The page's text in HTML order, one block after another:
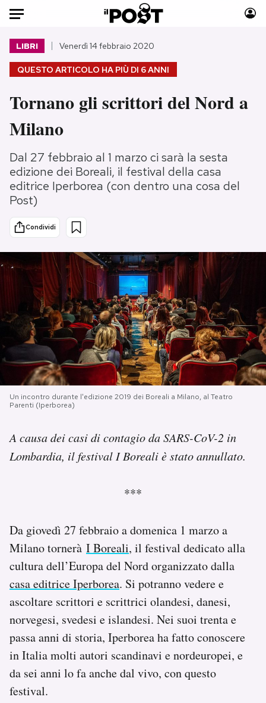
Auto
HOME
Italia
Politica
Tecnologia
Internet
Scienza
Economia
Sport
Moda
Storie/Idee
Ok Boomer!
Media
PODCAST
NEWSLETTER
I MIEI PREFERITI
SHOP
Newsletter
Notifiche mobile
Hai bisogno di aiuto?
Esci
QUESTO ARTICOLO HA PIÙ DI 6 ANNI
LIBRI Venerdì 14 febbraio 2020
Tornano gli scrittori del Nord a
Milano
Dal 27 febbraio al 1 marzo ci sarà la sesta
edizione dei Boreali, il festival della casa
editrice Iperborea (con dentro una cosa del
Post)
Condividi
Un incontro durante l'edizione 2019 dei Boreali a Milano, al Teatro
Parenti (Iperborea)
A causa dei casi di contagio da SARS-CoV-2 in
Lombardia, il festival I Boreali è stato annullato.
***
Da giovedì 27 febbraio a domenica 1 marzo a
Milano tornerà I Boreali, il festival dedicato alla
cultura dell’Europa del Nord organizzato dalla
casa editrice Iperborea. Si potranno vedere e
ascoltare scrittori e scrittrici olandesi, danesi,
norvegesi, svedesi e islandesi. Nei suoi trenta e
passa anni di storia, Iperborea ha fatto conoscere
in Italia molti autori scandinavi e nordeuropei, e
da sei anni lo fa anche dal vivo, con questo
festival.